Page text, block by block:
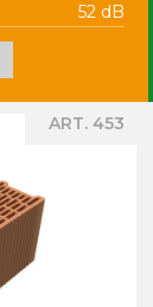
52 dB
ART. 453